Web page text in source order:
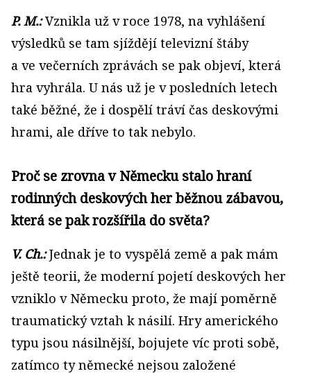
P. M.: Vznikla už v roce 1978, na vyhlášení
výsledků se tam sjíždějí televizní štáby
a ve večerních zprávách se pak objeví, která
hra vyhrála. U nás už je v posledních letech
také běžné, že i dospělí tráví čas deskovými
hrami, ale dříve to tak nebylo.
Proč se zrovna v Německu stalo hraní
rodinných deskových her běžnou zábavou,
která se pak rozšířila do světa?
V. Ch.:Jednak je to vyspělá země a pak mám
ještě teorii, že moderní pojetí deskových her
vzniklo v Německu proto, že mají poměrně
traumatický vztah k násilí. Hry amerického
typu jsou násilnější, bojujete víc proti sobě,
zatímco ty německé nejsou založené